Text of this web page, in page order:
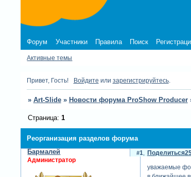
Форум Участники Правила Поиск
Активные темы
Привет, Гость! Войдите или зарегистрируйтесь.
» Art-Slide » Новости форума ProShow Producer
Реорганизация разделов форума
Страница: 1
Поделиться
1
Бармалей
Администратор
уважаемые